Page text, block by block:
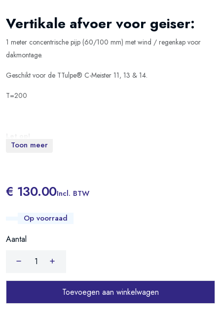
Vertikale afvoer voor geiser:
1 meter concentrische pijp (60/100 mm) met wind / regenkap voor
dakmontage.
Geschikt voor de TTulpe® C-Meister 11, 13 & 14.
T=200
Voor aansluiting op een TTulpe C-Meister 11 & 14 heeft u extra nodig:
Meister 11 & 14."
CE gecertificeert
Toon meer
€ 130.00Incl. BTW
Op voorraad
Aantal
Toevoegen aan winkelwagen